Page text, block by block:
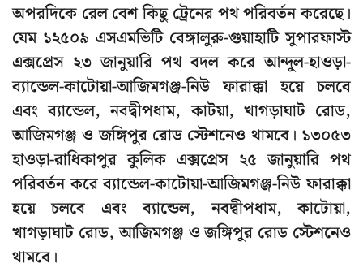
অপরদিকে রেল বেশ কিছু ট্রেনের পথ পরিবর্তন করেছে।
যেম ১২৫০৯ এসএমভিটি বেঙ্গালুরু-গুয়াহাটি সুপারফাস্ট
এক্সপ্রেস ২৩ জানুয়ারি পথ বদল করে আন্দুল-হাওড়া-
ব্যান্ডেল-কাটোয়া-আজিমগঞ্জ-নিউ ফারাক্কা হয়ে চলবে
এবং ব্যান্ডেল, নবদ্বীপধাম, কাটয়া, খাগড়াঘাট রোড,
আজিমগঞ্জ ও জঙ্গিপুর রোড স্টেশনেও থামবে। ১৩০৫৩
হাওড়া-রাধিকাপুর কুলিক এক্সপ্রেস ২৫ জানুয়ারি পথ
পরিবর্তন করে ব্যান্ডেল-কাটোয়া-আজিমগঞ্জ-নিউ ফারাক্কা
হয়ে চলবে এবং ব্যান্ডেল, নবদ্বীপধাম, কাটোয়া,
খাগড়াঘাট রোড, আজিমগঞ্জ ও জঙ্গিপুর রোড স্টেশনেও
থামবে।